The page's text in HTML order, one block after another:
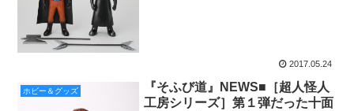
2017.05.24
ホビー＆グッズ
『そふび道』NEWS■［超人怪人
工房シリーズ］第１弾だった十面